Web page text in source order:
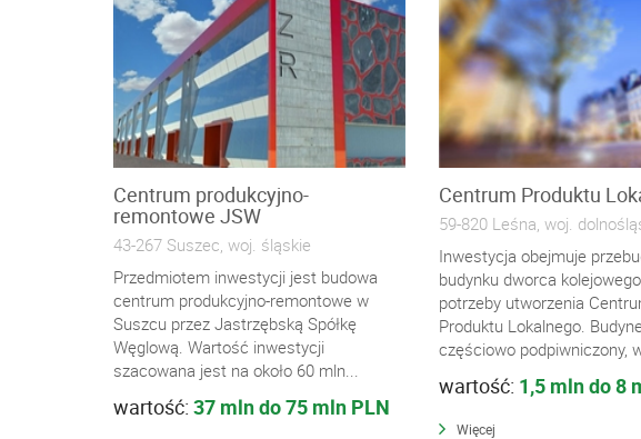
Centrum produkcyjno-
remontowe JSW
43-267 Suszec, woj. śląskie
Przedmiotem inwestycji jest budowa
centrum produkcyjno-remontowe w
Suszcu przez Jastrzębską Spółkę
Węglową. Wartość inwestycji
szacowana jest na około 60 mln...
wartość: 37 mln do 75 mln PLN
Centrum Produktu
59-820 Leśna, woj.
Inwestycja obejmuje
budynku dworca
potrzeby utworzenia
Produktu Lokalnego.
częściowo podpiwniczony,
wartość: 1,5 mln do 8
Więcej